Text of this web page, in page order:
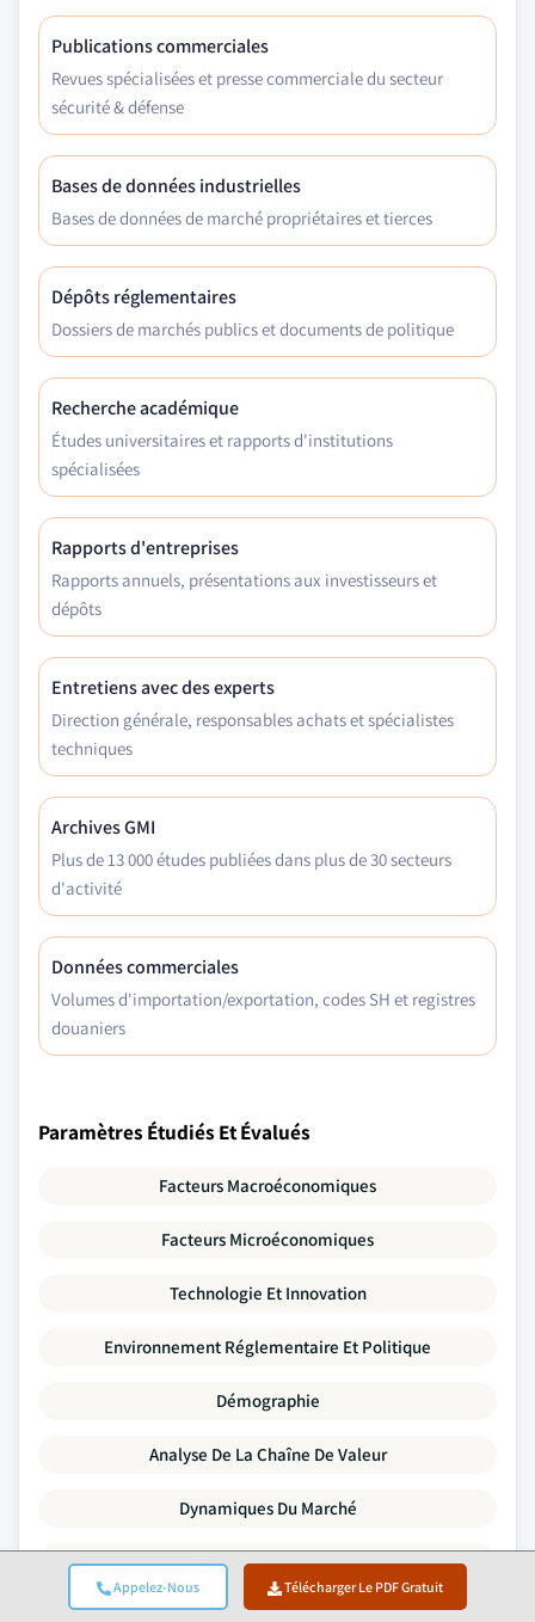
Appelez-Nous Télécharger Le PDF Gratuit
Publications commerciales
Revues spécialisées et presse commerciale du secteur
sécurité & défense
Bases de données industrielles
Bases de données de marché propriétaires et tierces
Dépôts réglementaires
Dossiers de marchés publics et documents de politique
Recherche académique
Études universitaires et rapports d'institutions
spécialisées
Rapports d'entreprises
Rapports annuels, présentations aux investisseurs et
dépôts
Entretiens avec des experts
Direction générale, responsables achats et spécialistes
techniques
Archives GMI
Plus de 13 000 études publiées dans plus de 30 secteurs
d'activité
Données commerciales
Volumes d'importation/exportation, codes SH et registres
douaniers
Paramètres Étudiés Et Évalués
Facteurs Macroéconomiques
Facteurs Microéconomiques
Technologie Et Innovation
Environnement Réglementaire Et Politique
Démographie
Analyse De La Chaîne De Valeur
Dynamiques Du Marché
Cinq Forces De Porter
Analyse PESTLE